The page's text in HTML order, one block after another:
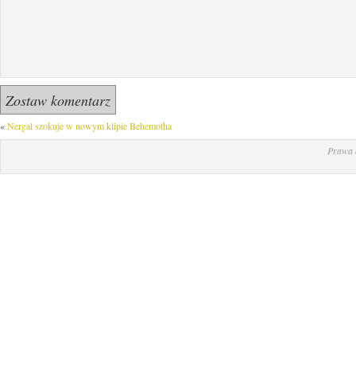
«Nergal szokuje w nowym klipie Behemotha